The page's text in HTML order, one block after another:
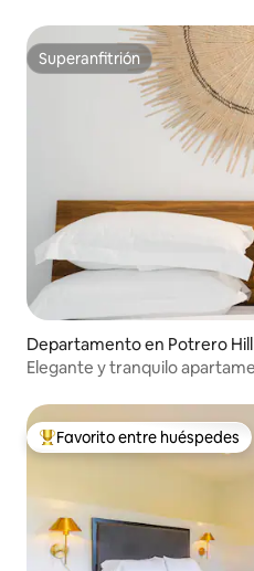
Superanfitrión
Superanfitrión
Departamento en Potrero Hill
Elegante y tranquilo
De los mejores en Favorito
Favorito entre huéspedes